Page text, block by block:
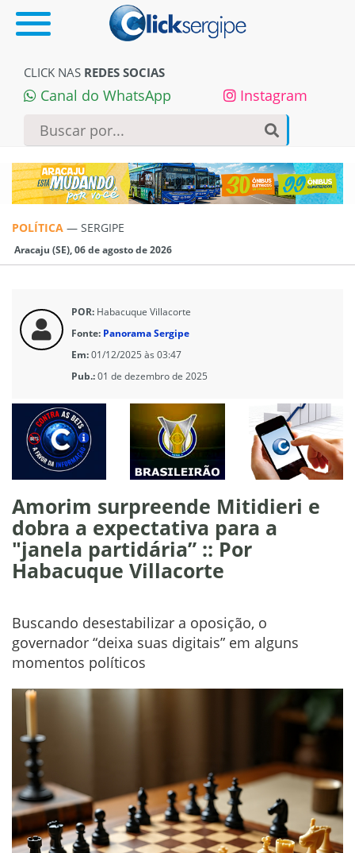
CLICK NAS REDES SOCIAS
Canal do WhatsApp Instagram
POLÍTICA — SERGIPE
Aracaju (SE), 06 de agosto de 2026
POR: Habacuque Villacorte
Fonte: Panorama Sergipe
Em:01/12/2025 às 03:47
Pub.:01 de dezembro de 2025
Amorim surpreende Mitidieri e
dobra a expectativa para a
"janela partidária” :: Por
Habacuque Villacorte
Buscando desestabilizar a oposição, o
governador “deixa suas digitais” em alguns
momentos políticos